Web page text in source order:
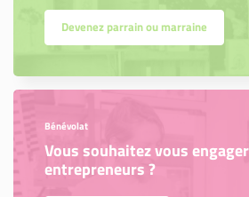
Devenez parrain ou marraine
Bénévolat
Vous souhaitez vous
entrepreneurs ?